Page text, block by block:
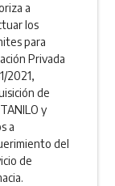
a
los
para
Privada
2021,
de
y
a
del
de